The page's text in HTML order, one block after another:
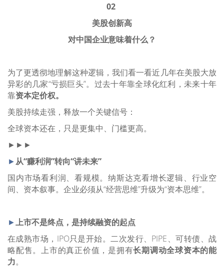
02
美股创新高
对中国企业意味着什么？
为了更透彻地理解这种逻辑，我们看一看近几年在美股大放
异彩的几家“亏损巨头”。 过去十年靠全球化红利，未来十年
靠资本定价权。
美股持续走强，释放一个关键信号：
全球资本还在，只是更集中、门槛更高。
►►►
►从“赚利润”转向“讲未来”
国内市场看利润、看规模。纳斯达克看增长逻辑、行业空
间、资本叙事。企业必须从“经营思维”升级为“资本思维”。
►上市不是终点，是持续融资的起点
在成熟市场，IPO只是开始。二次发行、PIPE、可转债、战
略配售。上市的真正价值，是拥有长期调动全球资本的能
力。